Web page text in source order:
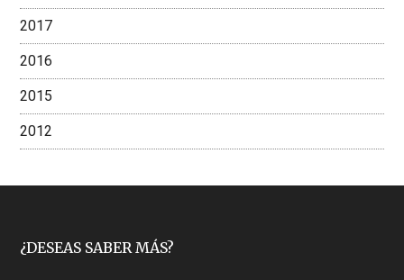
2017
2016
2015
2012
Footer
¿DESEAS SABER MÁS?